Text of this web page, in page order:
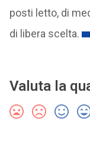
posti letto, di
di libera scelta.
Valuta la